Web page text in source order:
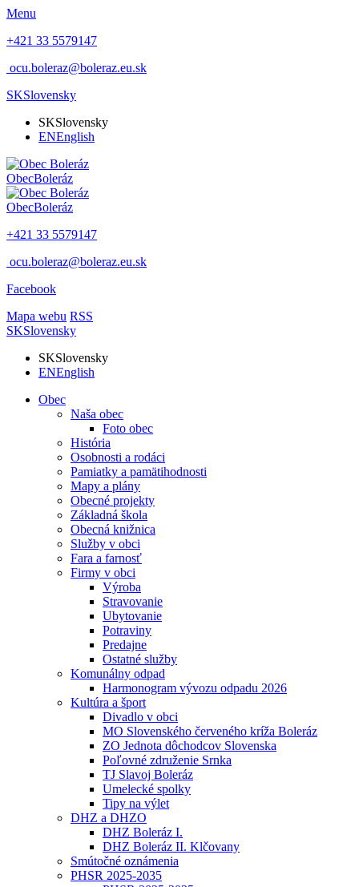
Menu
+421 33 5579147
ocu.boleraz@boleraz.eu.sk
SKSlovensky
SKSlovensky
ENEnglish
ObecBoleráz
ObecBoleráz
+421 33 5579147
ocu.boleraz@boleraz.eu.sk
Facebook
Mapa webu RSS
SKSlovensky
SKSlovensky
ENEnglish
Obec
Naša obec
Foto obec
História
Osobnosti a rodáci
Pamiatky a pamätihodnosti
Mapy a plány
Obecné projekty
Základná škola
Obecná knižnica
Služby v obci
Fara a farnosť
Firmy v obci
Výroba
Stravovanie
Ubytovanie
Potraviny
Predajne
Ostatné služby
Komunálny odpad
Harmonogram vývozu odpadu 2026
Kultúra a šport
Divadlo v obci
MO Slovenského červeného kríža Boleráz
ZO Jednota dôchodcov Slovenska
Poľovné združenie Srnka
TJ Slavoj Boleráz
Umelecké spolky
Tipy na výlet
DHZ a DHZO
DHZ Boleráz I.
DHZ Boleráz II. Klčovany
Smútočné oznámenia
PHSR 2025-2035